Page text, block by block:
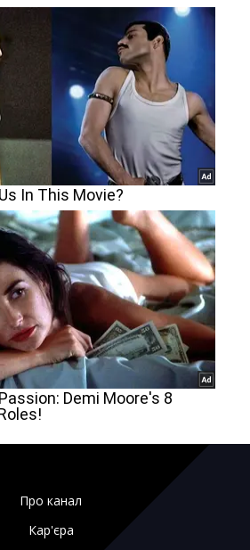
Про канал
Кар'єра